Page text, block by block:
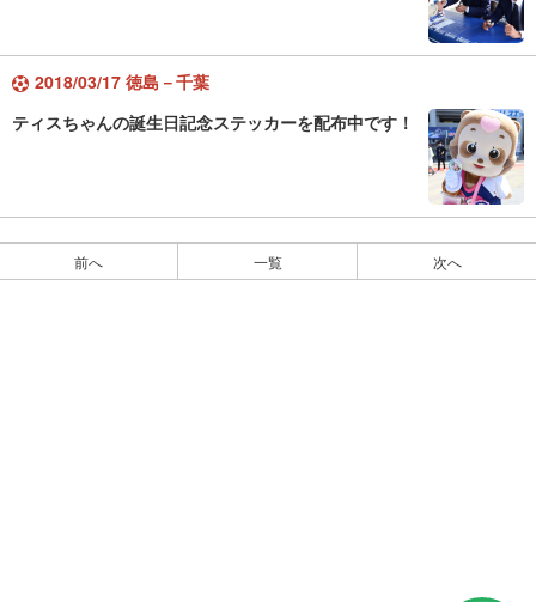
2018/03/17 徳島－千葉
ティスちゃんの誕生日記念ステッカーを配布中です！
前へ 一覧 次へ